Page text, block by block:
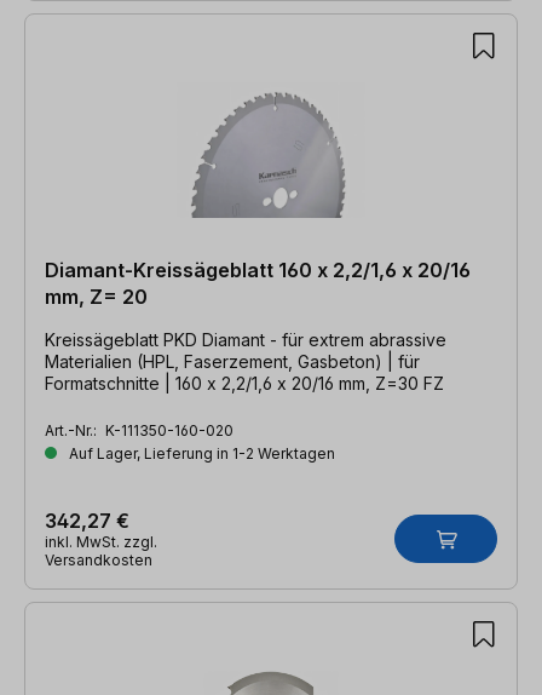
Diamant-Kreissägeblatt 160 x 2,2/1,6 x 20/16
mm, Z= 20
Kreissägeblatt PKD Diamant - für extrem abrassive
Materialien (HPL, Faserzement, Gasbeton) | für
Formatschnitte | 160 x 2,2/1,6 x 20/16 mm, Z=30 FZ
Art.-Nr.: K-111350-160-020
Auf Lager, Lieferung in 1-2 Werktagen
342,27 €
inkl. MwSt. zzgl.
Versandkosten